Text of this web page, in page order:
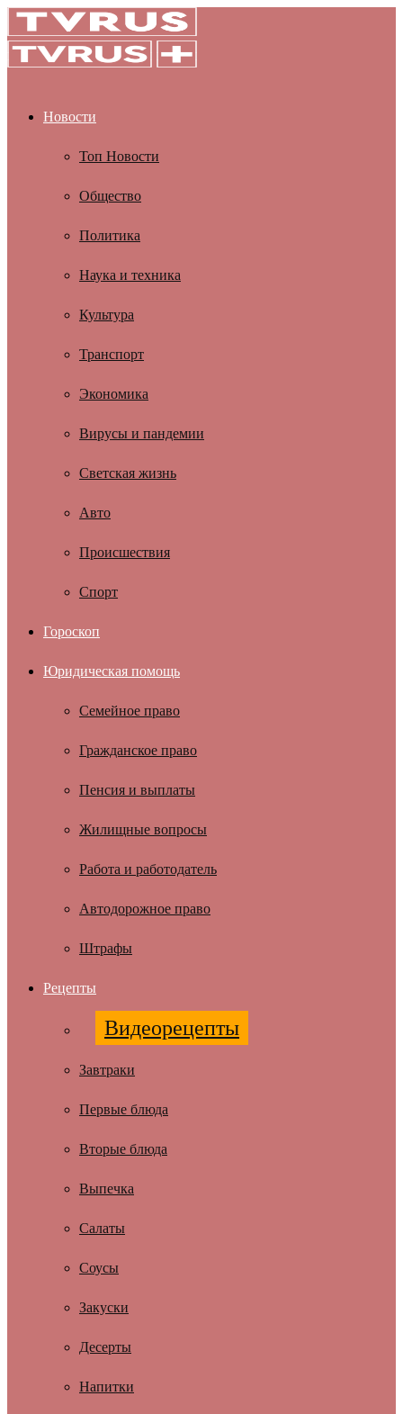
Новости
Топ Новости
Общество
Политика
Наука и техника
Культура
Транспорт
Экономика
Вирусы и пандемии
Светская жизнь
Авто
Происшествия
Спорт
Гороскоп
Юридическая помощь
Семейное право
Гражданское право
Пенсия и выплаты
Жилищные вопросы
Работа и работодатель
Автодорожное право
Штрафы
Рецепты
Видеорецепты
Завтраки
Первые блюда
Вторые блюда
Выпечка
Салаты
Соусы
Закуски
Десерты
Напитки